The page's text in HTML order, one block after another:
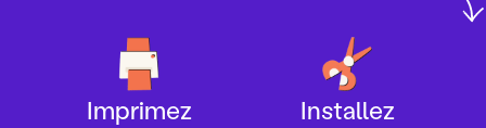
Imprimez Installez